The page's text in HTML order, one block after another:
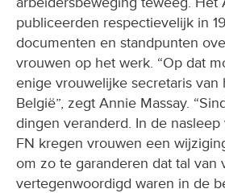
publiceerden respectievelijk in
documenten en standpunten
vrouwen op het werk. “Op dat
enige vrouwelijke secretaris van
België”, zegt Annie Massay.
dingen veranderd. In de nasleep
FN kregen vrouwen een
om zo te garanderen dat tal van
vertegenwoordigd waren in de